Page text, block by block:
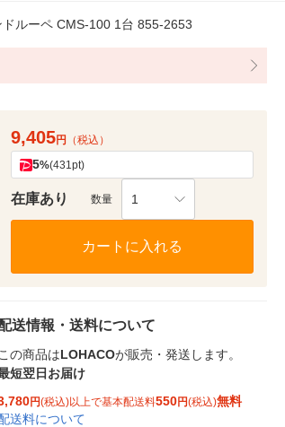
ルーペ CMS-100 1台 855-2653
9,405円 （税込）
5%(431pt)
在庫あり 数量 1
カートに入れる
送情報・送料について
この商品はLOHACOが販売・発送します。
短翌日お届け
円(税込)以上で基本配送料550円(税込)無料
送料について